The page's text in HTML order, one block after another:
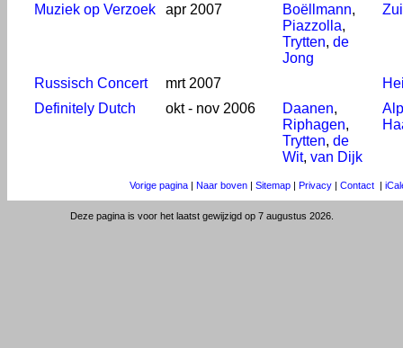
Muziek op Verzoek apr 2007 Boëllmann,
Piazzolla,
Trytten, de
Jong
Russisch Concert mrt 2007
Definitely Dutch
okt - nov 2006 Daanen,
Riphagen,
Trytten, de
Wit, van Dijk
Vorige pagina | Naar boven | Sitemap | Privacy | Contact |
Deze pagina is voor het laatst gewijzigd op 7 augustus 2026.